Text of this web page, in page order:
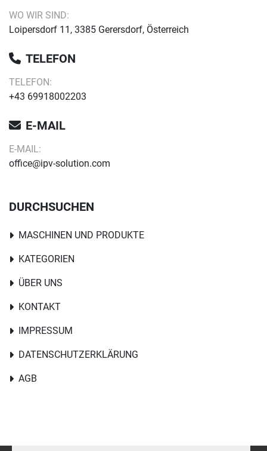
WO WIR SIND:
Loipersdorf 11, 3385 Gerersdorf, Österreich
TELEFON
TELEFON:
+43 69918002203
E-MAIL
E-MAIL:
office@ipv-solution.com
DURCHSUCHEN
MASCHINEN UND PRODUKTE
KATEGORIEN
ÜBER UNS
KONTAKT
IMPRESSUM
DATENSCHUTZERKLÄRUNG
AGB